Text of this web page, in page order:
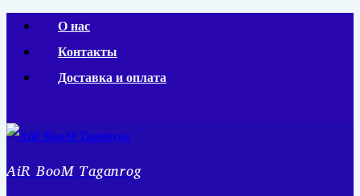
Перейти
содержимому
О нас
Контакты
Доставка и оплата
AiR BooM Taganrog